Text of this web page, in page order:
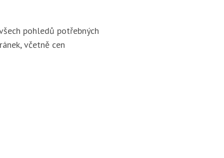
pohledů potřebných
včetně cen